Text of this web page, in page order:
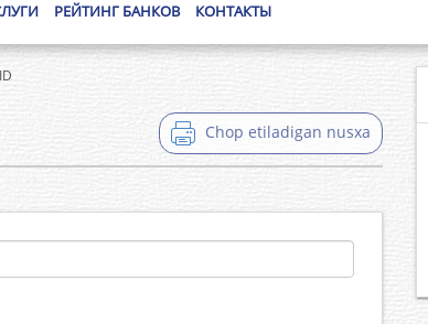
РЕЙТИНГ БАНКОВ КОНТАКТЫ
Chop etiladigan nusxa